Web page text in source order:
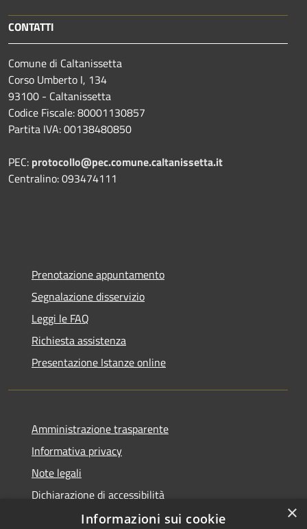
CONTATTI
Comune di Caltanissetta
Corso Umberto I, 134
93100 - Caltanissetta
Codice Fiscale: 80001130857
Partita IVA: 00138480850
PEC: protocollo@pec.comune.caltanissetta.it
Centralino: 093474111
Prenotazione appuntamento
Segnalazione disservizio
Leggi le FAQ
Richiesta assistenza
Presentazione Istanze online
Amministrazione trasparente
Informativa privacy
Note legali
Dichiarazione di accessibilità
×
Informazioni sui cookie